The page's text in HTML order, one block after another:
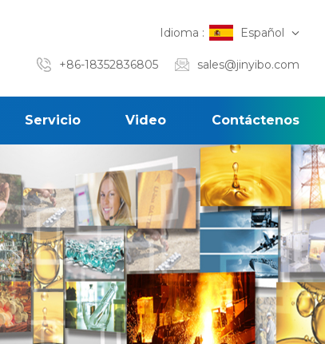
Idioma : Español
+86-18352836805 sales@jinyibo.com
Servicio Video Contáctenos